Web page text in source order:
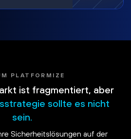
PLATFORMIZE
ist fragmentiert, aber
sollte es nicht
sein.
Sicherheitslösungen auf der